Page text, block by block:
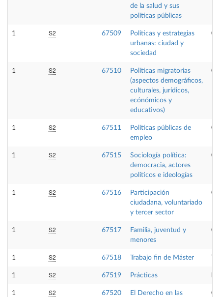
de la salud y sus
políticas públicas
1 S2 67509
Políticas y estrategias
urbanas: ciudad y
sociedad
1 S2 67510
Políticas migratorias
(aspectos demográficos,
culturales, jurídicos,
ecónómicos y
educativos)
1 S2 67511
Políticas públicas de
empleo
1 S2 67515
Sociología política:
democracia, actores
políticos e ideologías
1 S2 67516
Participación
ciudadana, voluntariado
y tercer sector
1 S2 67517
Familia, juventud y
menores
1 S2 67518 Trabajo fin de Máster
1 S2 67519 Prácticas
1 S2 67520
El Derecho en las